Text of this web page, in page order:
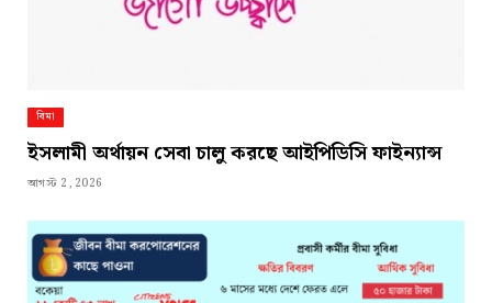
বিমা
ইসলামী অর্থায়ন সেবা চালু করছে আইপিডিসি ফাইন্যান্স
আগস্ট 2, 2026